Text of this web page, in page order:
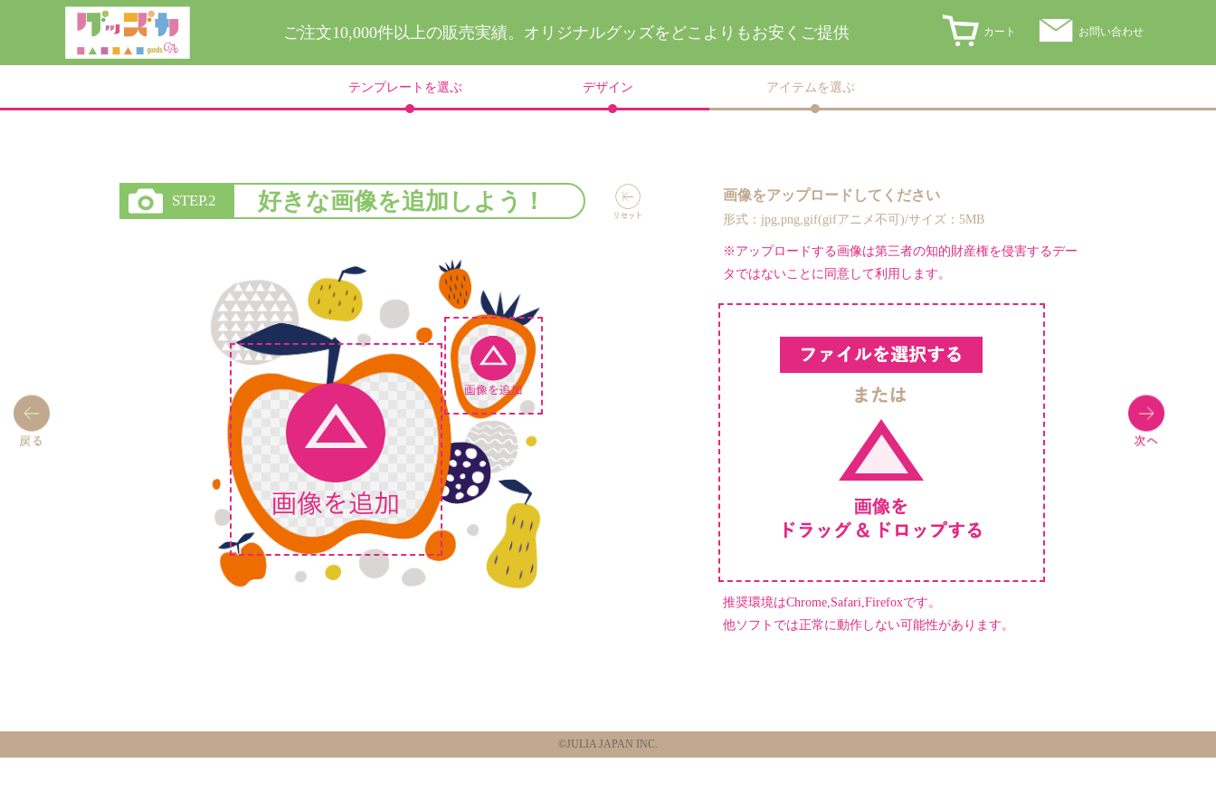
ご注文10,000件以上の販売実績。 オリジナルグッズを どこよりもお安くご提供 カート お問い合わせ
テンプレートを選ぶ デザイン アイテムを選ぶ
STEP.2 好きな画像を追加しよう！ 画像をアップロードしてください
形式：jpg,png,gif(gifアニメ不可)/サイズ：5MB
※アップロードする画像は第三者の知的財産権を侵害するデー
タではないことに同意して利用します。
推奨環境はChrome,Safari,Firefoxです。
他ソフトでは正常に動作しない可能性があります。
©JULIA JAPAN INC.